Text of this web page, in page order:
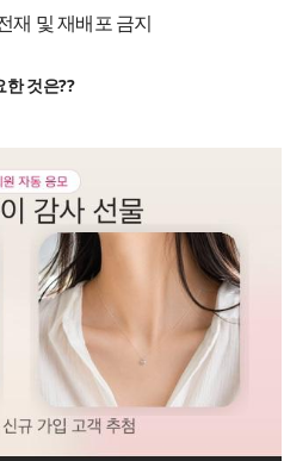
재 및 재배포 금지
것은??